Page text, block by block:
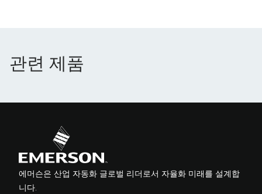
관련 제품
관련 제품
에머슨은 산업 자동화 글로벌 리더로서 자율화 미래를 설계합
니다.